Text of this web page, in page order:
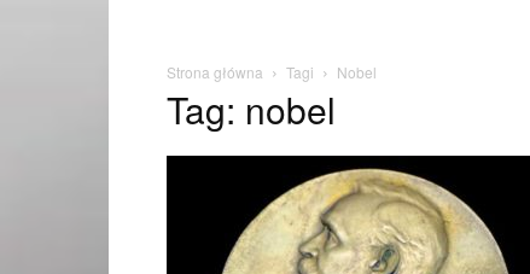
Strona główna Tagi Nobel
Tag: nobel